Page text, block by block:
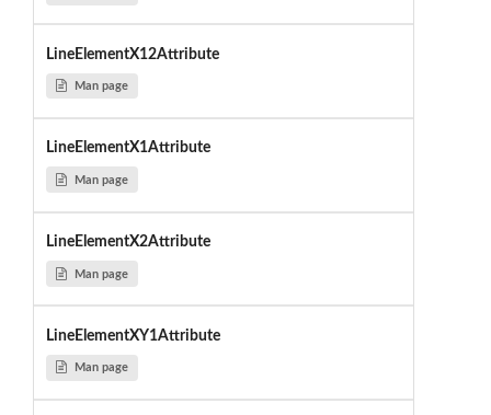
LineElementX12Attribute
Man page
LineElementX1Attribute
Man page
LineElementX2Attribute
Man page
LineElementXY1Attribute
Man page